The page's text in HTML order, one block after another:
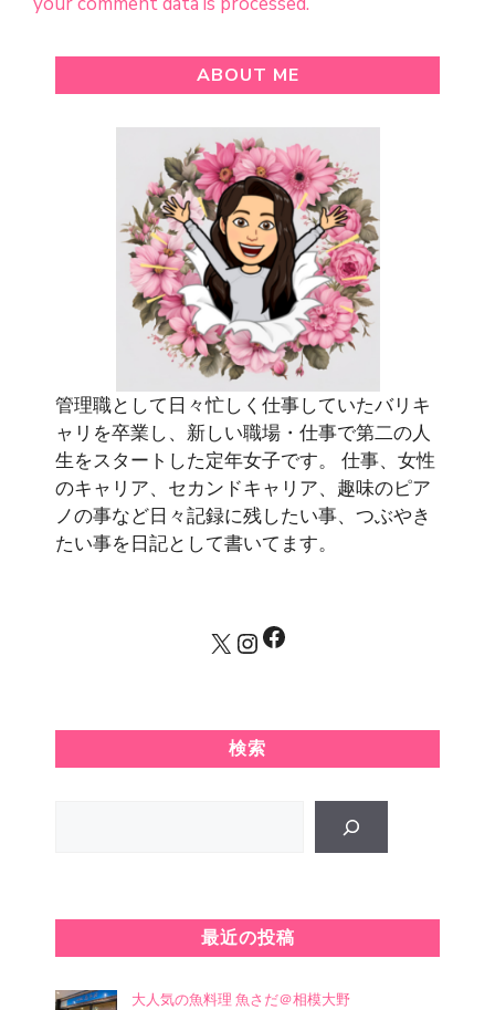
ABOUT ME
管理職として日々忙しく仕事していたバリキ
ャリを卒業し、新しい職場・仕事で第二の人
生をスタートした定年女子です。 仕事、女性
のキャリア、セカンドキャリア、趣味のピア
ノの事など日々記録に残したい事、つぶやき
たい事を日記として書いてます。
X Instagram
Facebook
検索
最近の投稿
大人気の魚料理 魚さだ＠相模大野